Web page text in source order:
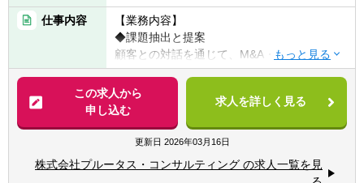
【意欲・スキル】
■会計、法務、税務等の専門知識を貪欲に身
に付ける意欲のある方
■チャレンジ精神、協調性を持って取り組め
る方
■銀行、証券、会計事務所、税理士事務所な
どにパイプがあれば 尚可
仕事内容
【業務内容】
◆課題抽出と提案
顧客との対話を通じて、M&A・資金調達・イ
ンセンティブプラン（ストック・オプション
等）などの資本政策上の課題を特定し、解決
案を提案します。
◆専門家との連携
提案にあたっては社内外の会計・法務・税務
の専門家とディスカッションを行い、質の高
いソリューションを提案します。
この求人から
申し込む
求人を詳しく見る
更新日 2026年03月16日
株式会社プルータス・コンサルティング の求人一覧を見